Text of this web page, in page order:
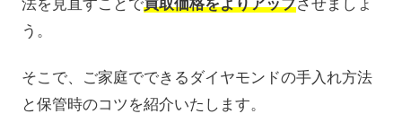
法を見直すことで買取価格をよりアップさせましょ
う。
そこで、ご家庭でできるダイヤモンドの手入れ方法
と保管時のコツを紹介いたします。